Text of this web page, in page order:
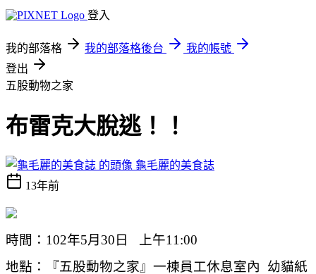
登入
我的部落格 我的部落格後台
我的帳號
登出
五股動物之家
布雷克大脫逃！！
龜毛麗的美食誌
13年前
時間： 102年5月 30 日 上午11:00
地點：『五股動物之家』一棟員工休息室內
幼貓紙